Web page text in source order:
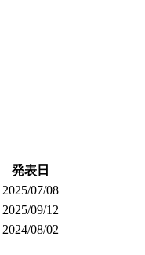
発表日
2025/07/08
2025/09/12
2024/08/02